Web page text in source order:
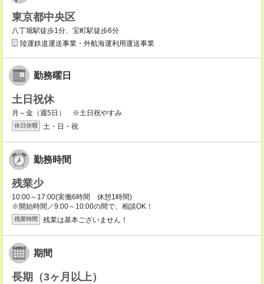
東京都中央区
八丁堀駅徒歩1分、宝町駅徒歩6分
陸運鉄道運送事業・外航海運利用運送事業
勤務曜日
土日祝休
月～金（週5日） ※土日祝やすみ
休日休暇 土・日・祝
勤務時間
残業少
10:00～17:00(実働6時間 休憩1時間)
※開始時間／9:00～10:00の間で、相談OK！
残業時間 残業は基本ございません！
期間
長期（3ヶ月以上）